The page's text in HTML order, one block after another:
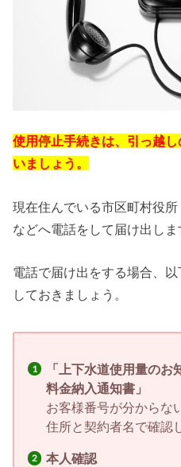
使用停止手続きは、引っ越
いましょう。
現在住んでいる市区町村役
などへ電話をして届け出しま
電話で届け出をする場合、
しておきましょう。
「上下水道使用量のお
料金納入通知書」
お客様番号が分からな
住所と契約者名で確認
本人確認